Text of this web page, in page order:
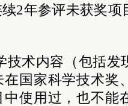
2年参评未获奖
技术内容（包括发
国家科学技术奖
使用过，也不能